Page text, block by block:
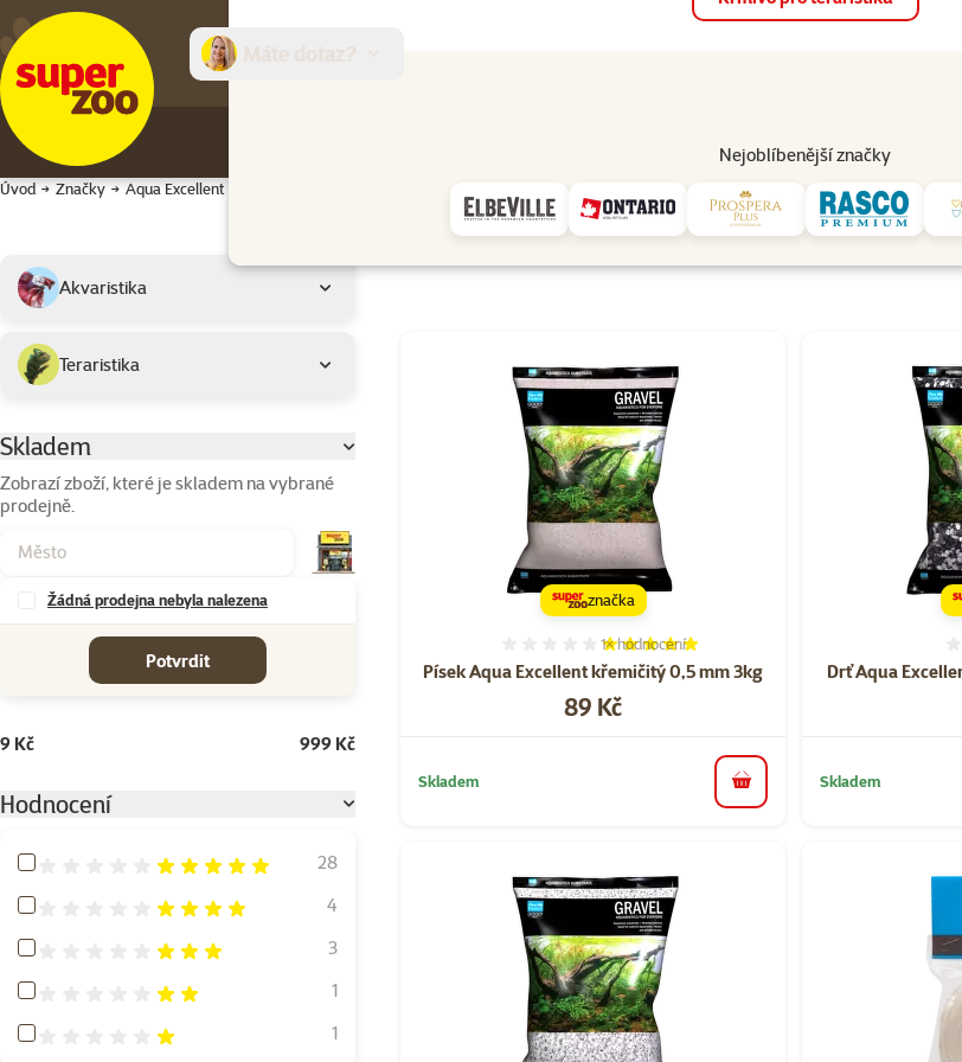
Nejoblíbenější značky
Prodejny Služby
Úvod Značky Aqua Excellent
Aqua Excellent
Podkategorie
Akvaristika
Teraristika
Parametrický filtr
Skladem
Zobrazí zboží, které je skladem na vybrané
prodejně.
Žádná prodejna nebyla nalezena
Potvrdit
9 Kč 999 Kč
Hodnocení
Hodnocení 100%
28
Hodnocení 80%
4
Hodnocení 60%
3
Hodnocení 40%
1
Hodnocení 20%
1
Vybrané filtry
Písek Aqua Excellent křemičitý 0,5 mm 3kg
Hodnocení 100%, počet hodnocení: 1
1×hodnocení
Cena
89 Kč
značka
Skladem do košíku
Drť Aqua
Skladem